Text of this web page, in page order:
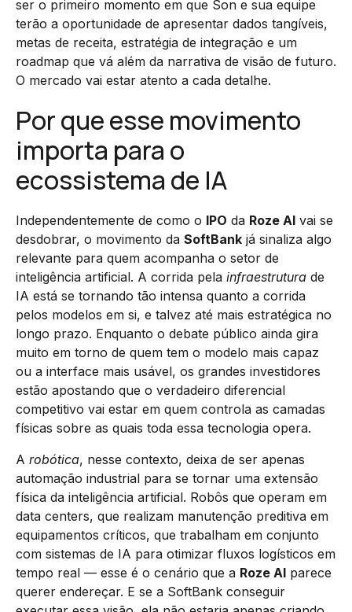
ser o primeiro momento em que Son e sua equipe
terão a oportunidade de apresentar dados tangíveis,
metas de receita, estratégia de integração e um
roadmap que vá além da narrativa de visão de futuro.
O mercado vai estar atento a cada detalhe.
Por que esse movimento
importa para o
ecossistema de IA
Independentemente de como o IPO da Roze AI vai se
desdobrar, o movimento da SoftBank já sinaliza algo
relevante para quem acompanha o setor de
inteligência artificial. A corrida pela infraestrutura de
IA está se tornando tão intensa quanto a corrida
pelos modelos em si, e talvez até mais estratégica no
longo prazo. Enquanto o debate público ainda gira
muito em torno de quem tem o modelo mais capaz
ou a interface mais usável, os grandes investidores
estão apostando que o verdadeiro diferencial
competitivo vai estar em quem controla as camadas
físicas sobre as quais toda essa tecnologia opera.
A robótica, nesse contexto, deixa de ser apenas
automação industrial para se tornar uma extensão
física da inteligência artificial. Robôs que operam em
data centers, que realizam manutenção preditiva em
equipamentos críticos, que trabalham em conjunto
com sistemas de IA para otimizar fluxos logísticos em
tempo real — esse é o cenário que a Roze AI parece
querer endereçar. E se a SoftBank conseguir